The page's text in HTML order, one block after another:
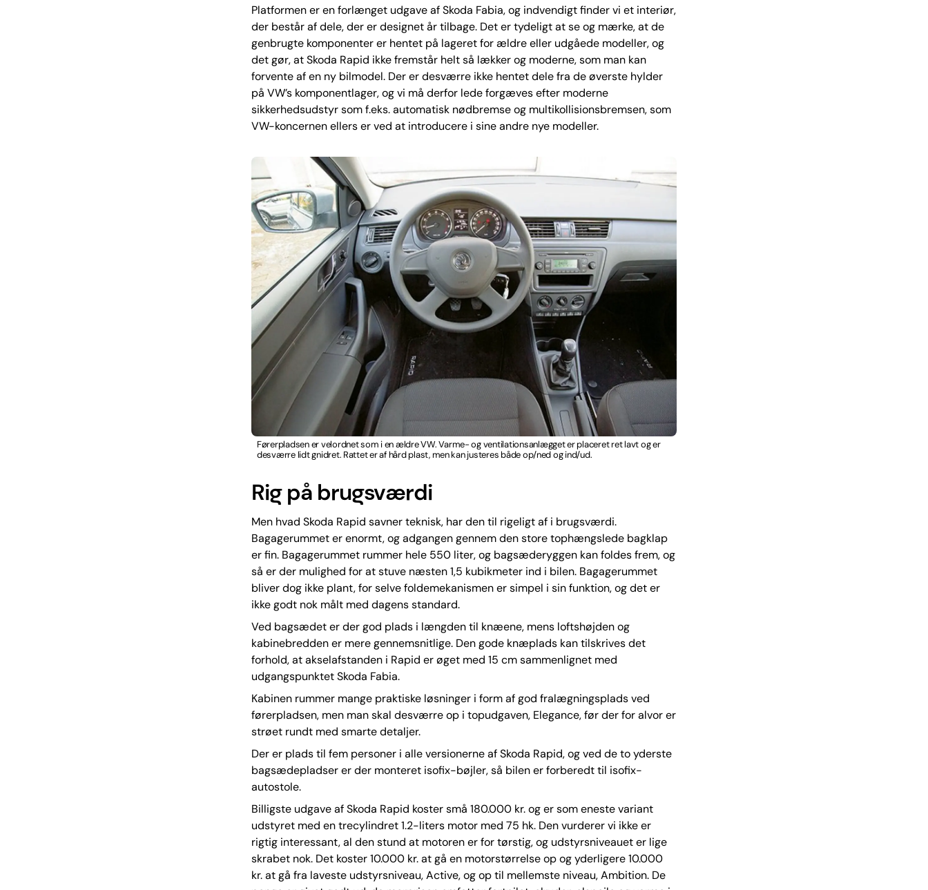
Platformen er en forlænget udgave af Skoda Fabia, og indvendigt finder vi et interiør,
der består af dele, der er designet år tilbage. Det er tydeligt at se og mærke, at de
genbrugte komponenter er hentet på lageret for ældre eller udgåede modeller, og
det gør, at Skoda Rapid ikke fremstår helt så lækker og moderne, som man kan
forvente af en ny bilmodel. Der er desværre ikke hentet dele fra de øverste hylder
på VW’s komponentlager, og vi må derfor lede forgæves efter moderne
sikkerhedsudstyr som f.eks. automatisk nødbremse og multikollisionsbremsen, som
VW-koncernen ellers er ved at introducere i sine andre nye modeller.
Førerpladsen er velordnet som i en ældre VW. Varme- og ventilationsanlægget er placeret ret lavt og er
desværre lidt gnidret. Rattet er af hård plast, men kan justeres både op/ned og ind/ud.
Rig på brugsværdi
Men hvad Skoda Rapid savner teknisk, har den til rigeligt af i brugsværdi.
Bagagerummet er enormt, og adgangen gennem den store tophængslede bagklap
er fin. Bagagerummet rummer hele 550 liter, og bagsæderyggen kan foldes frem, og
så er der mulighed for at stuve næsten 1,5 kubikmeter ind i bilen. Bagagerummet
bliver dog ikke plant, for selve foldemekanismen er simpel i sin funktion, og det er
ikke godt nok målt med dagens standard.
Ved bagsædet er der god plads i længden til knæene, mens loftshøjden og
kabinebredden er mere gennemsnitlige. Den gode knæplads kan tilskrives det
forhold, at akselafstanden i Rapid er øget med 15 cm sammenlignet med
udgangspunktet Skoda Fabia.
Kabinen rummer mange praktiske løsninger i form af god fralægningsplads ved
førerpladsen, men man skal desværre op i topudgaven, Elegance, før der for alvor er
strøet rundt med smarte detaljer.
Der er plads til fem personer i alle versionerne af Skoda Rapid, og ved de to yderste
bagsædepladser er der monteret isofix-bøjler, så bilen er forberedt til isofix-
autostole.
Billigste udgave af Skoda Rapid koster små 180.000 kr. og er som eneste variant
udstyret med en trecylindret 1.2-liters motor med 75 hk. Den vurderer vi ikke er
rigtig interessant, al den stund at motoren er for tørstig, og udstyrsniveauet er lige
skrabet nok. Det koster 10.000 kr. at gå en motorstørrelse op og yderligere 10.000
kr. at gå fra laveste udstyrsniveau, Active, og op til mellemste niveau, Ambition. De